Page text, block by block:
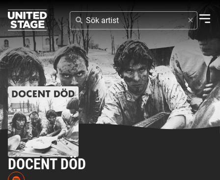
SÖK
ARTIST
DOCENT DÖD